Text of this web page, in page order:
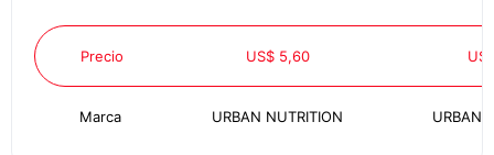
Precio US$ 5,60
Marca URBAN NUTRITION URBAN